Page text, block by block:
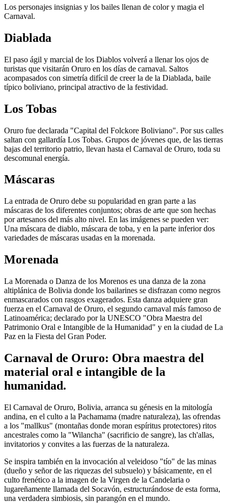
Los personajes insignias y los bailes llenan de color y magia el
Carnaval.
Diablada
El paso ágil y marcial de los Diablos volverá a llenar los ojos de
turistas que visitarán Oruro en los días de carnaval. Saltos
acompasados con simetría difícil de creer la de la Diablada, baile
típico boliviano, principal atractivo de la festividad.
Los Tobas
Oruro fue declarada "Capital del Folckore Boliviano". Por sus calles
saltan con gallardía Los Tobas. Grupos de jóvenes que, de las tierras
bajas del territorio patrio, llevan hasta el Carnaval de Oruro, toda su
descomunal energía.
Máscaras
La entrada de Oruro debe su popularidad en gran parte a las
máscaras de los diferentes conjuntos; obras de arte que son hechas
por artesanos del más alto nivel. En las imágenes se pueden ver:
Una máscara de diablo, máscara de toba, y en la parte inferior dos
variedades de máscaras usadas en la morenada.
Morenada
La Morenada o Danza de los Morenos es una danza de la zona
altiplánica de Bolivia donde los bailarines se disfrazan como negros
enmascarados con rasgos exagerados. Esta danza adquiere gran
fuerza en el Carnaval de Oruro, el segundo carnaval más famoso de
Latinoamérica; declarado por la UNESCO "Obra Maestra del
Patrimonio Oral e Intangible de la Humanidad" y en la ciudad de La
Paz en la Fiesta del Gran Poder.
Carnaval de Oruro: Obra maestra del
material oral e intangible de la
humanidad.
El Carnaval de Oruro, Bolivia, arranca su génesis en la mitología
andina, en el culto a la Pachamama (madre naturaleza), las ofrendas
a los "mallkus" (montañas donde moran espíritus protectores) ritos
ancestrales como la "Wilancha" (sacrificio de sangre), las ch'allas,
invitatorios y convites a las fuerzas de la naturaleza.
Se inspira también en la invocación al veleidoso "tío" de las minas
(dueño y señor de las riquezas del subsuelo) y básicamente, en el
culto frenético a la imagen de la Virgen de la Candelaria o
lugareñamente llamada del Socavón, estructurándose de esta forma,
una verdadera simbiosis, sin parangón en el mundo.